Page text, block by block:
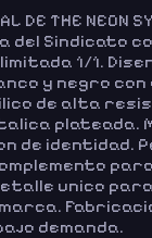
DE THE NEON
del Sindicato
1/1.
y negro con
de alta
plateada.
de identidad.
unico
demanda.